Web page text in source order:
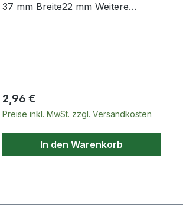
37 mm Breite22 mm Weitere
Regulärer Preis:
2,96 €
Preise inkl. MwSt. zzgl. Versandkosten
In den Warenkorb